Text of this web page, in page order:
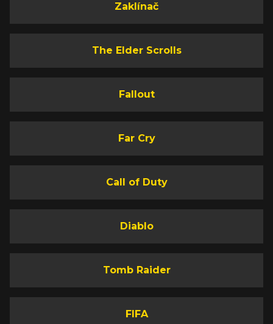
Zaklínač
The Elder Scrolls
Fallout
Far Cry
Call of Duty
Diablo
Tomb Raider
FIFA